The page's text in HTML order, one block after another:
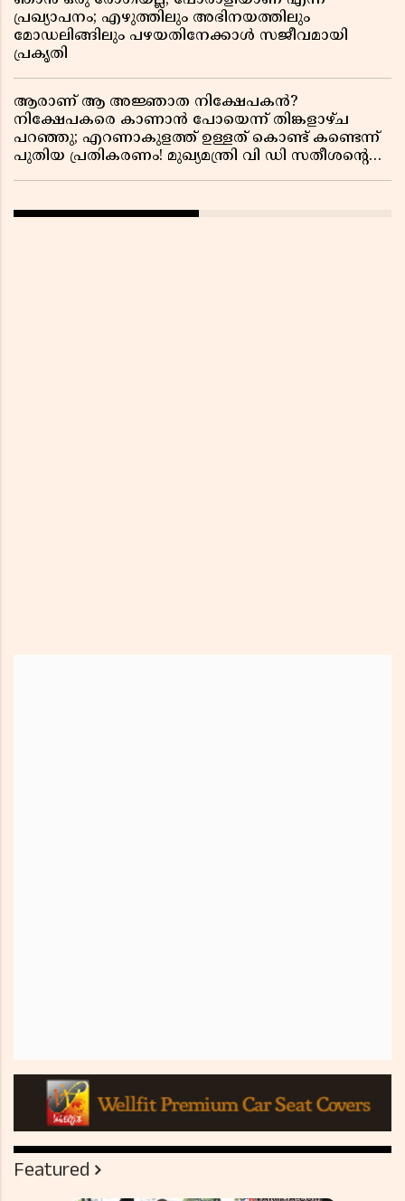
പ്രഖ്യാപനം; എഴുത്തിലും അഭിനയത്തിലും
മോഡലിങ്ങിലും പഴയതിനേക്കാൾ സജീവമായി
പ്രകൃതി
ആരാണ് ആ അജ്ഞാത നിക്ഷേപകൻ?
നിക്ഷേപകരെ കാണാൻ പോയെന്ന് തിങ്കളാഴ്ച
പറഞ്ഞു; എറണാകുളത്ത് ഉള്ളത് കൊണ്ട് കണ്ടെന്ന്
പുതിയ പ്രതികരണം! മുഖ്യമന്ത്രി വി ഡി സതീശന്റെ
Featured